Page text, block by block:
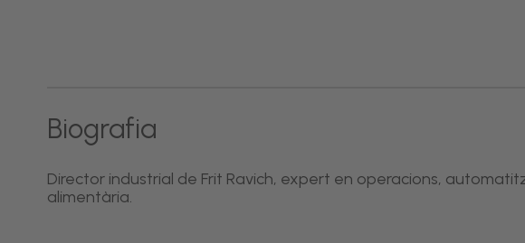
Biografia
Director industrial de Frit Ravich, expert en operacions,
alimentària.